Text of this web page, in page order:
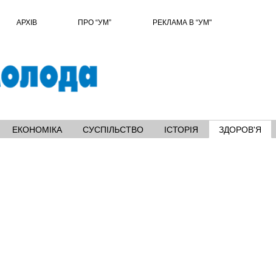
АРХІВ ПРО “УМ” РЕКЛАМА В “УМ"
ЕКОНОМІКА СУСПІЛЬСТВО ІСТОРІЯ ЗДОРОВ'Я